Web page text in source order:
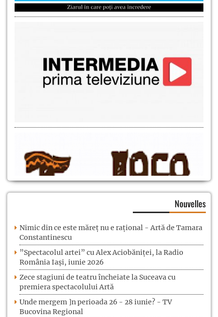
Nouvelles
Nimic din ce este măreț nu e rațional - Artă de Tamara
Constantinescu
”Spectacolul artei” cu Alex Aciobăniței, la Radio
România Iași, iunie 2026
Zece stagiuni de teatru încheiate la Suceava cu
premiera spectacolului Artă
Unde mergem ]n perioada 26 - 28 iunie? - TV
Bucovina Regional